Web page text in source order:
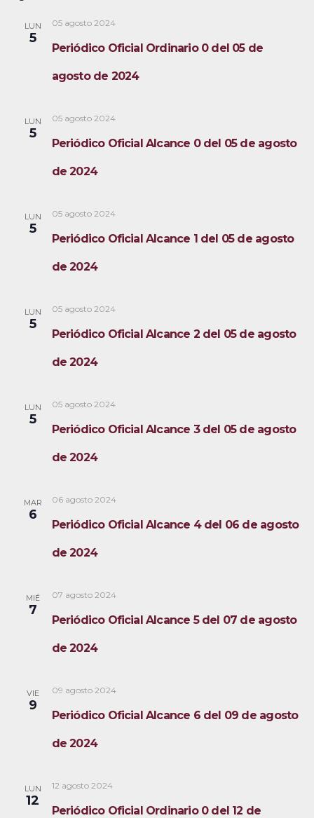
LUN
5
Periódico Oficial Ordinario 0 del 05 de
agosto de 2024
05 agosto 2024
LUN
5
Periódico Oficial Alcance 0 del 05 de agosto
de 2024
05 agosto 2024
LUN
5
Periódico Oficial Alcance 1 del 05 de agosto
de 2024
05 agosto 2024
LUN
5
Periódico Oficial Alcance 2 del 05 de agosto
de 2024
05 agosto 2024
LUN
5
Periódico Oficial Alcance 3 del 05 de agosto
de 2024
05 agosto 2024
MAR
6
Periódico Oficial Alcance 4 del 06 de agosto
de 2024
06 agosto 2024
MIÉ
7
Periódico Oficial Alcance 5 del 07 de agosto
de 2024
07 agosto 2024
VIE
9
Periódico Oficial Alcance 6 del 09 de agosto
de 2024
09 agosto 2024
LUN
12
Periódico Oficial Ordinario 0 del 12 de
12 agosto 2024